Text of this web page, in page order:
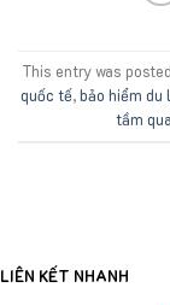
This entry was
quốc tế,bảo hiểm du
tầm
LIÊN KẾT NHANH